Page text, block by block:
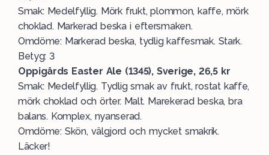
Smak: Medelfyllig. Mörk frukt, plommon, kaffe, mörk
choklad. Markerad beska i eftersmaken.
Omdöme: Markerad beska, tydlig kaffesmak. Stark.
Betyg: 3
Oppigårds Easter Ale (1345), Sverige, 26,5 kr
Smak: Medelfyllig. Tydlig smak av frukt, rostat kaffe,
mörk choklad och örter. Malt. Marekerad beska, bra
balans. Komplex, nyanserad.
Omdöme: Skön, välgjord och mycket smakrik.
Läcker!